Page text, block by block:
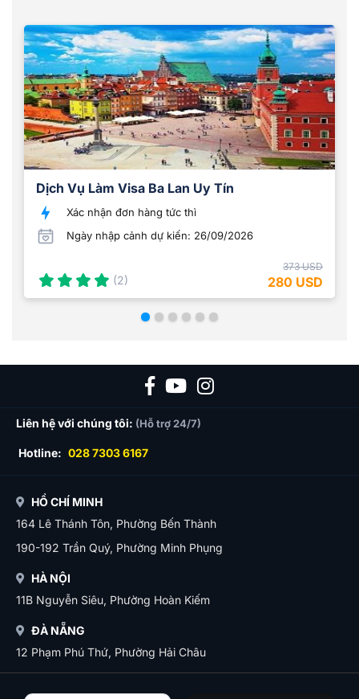
Dịch Vụ Làm Visa Ba Lan Uy Tín
Xác nhận đơn hàng tức thì
Ngày nhập cảnh dự kiến: 26/09/2026
(2)
373 USD
280 USD
Liên hệ với chúng tôi: (Hỗ trợ 24/7)
Hotline: 028 7303 6167
HỒ CHÍ MINH
164 Lê Thánh Tôn, Phường Bến Thành
190-192 Trần Quý, Phường Minh Phụng
HÀ NỘI
11B Nguyễn Siêu, Phường Hoàn Kiếm
ĐÀ NẴNG
12 Phạm Phú Thứ, Phường Hải Châu